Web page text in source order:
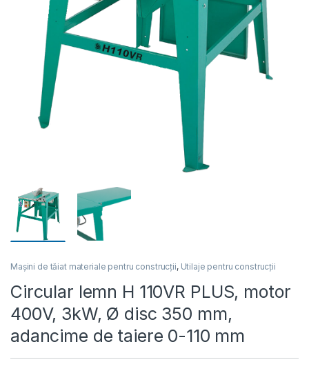
Mașini de tăiat materiale pentru construcții, Utilaje pentru construcții
Circular lemn H 110VR PLUS, motor
400V, 3kW, Ø disc 350 mm,
adancime de taiere 0-110 mm